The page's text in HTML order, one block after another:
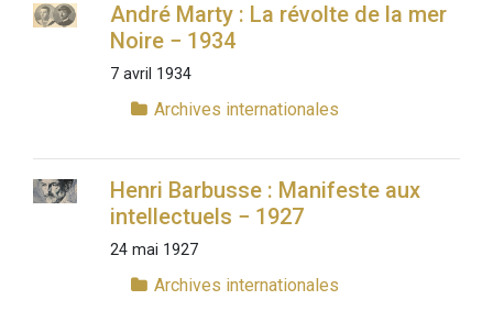
André Marty : La révolte de la mer
Noire − 1934
7 avril 1934
Archives internationales
Henri Barbusse : Manifeste aux
intellectuels − 1927
24 mai 1927
Archives internationales